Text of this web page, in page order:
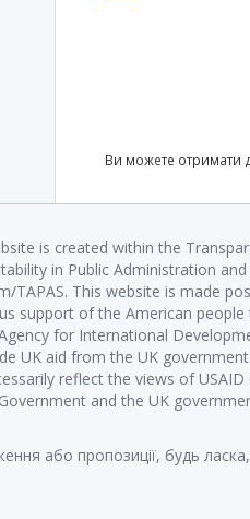
Ви можете отримати
is created within the
in Public Administration and
TAPAS. This website is made
support of the American
for International
UK aid from the UK
reflect the views of
and the UK
або пропозиції, будь